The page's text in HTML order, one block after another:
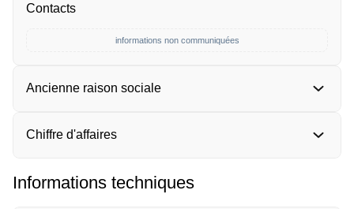
Contacts
informations non communiquées
Ancienne raison sociale
Chiffre d'affaires
Informations techniques